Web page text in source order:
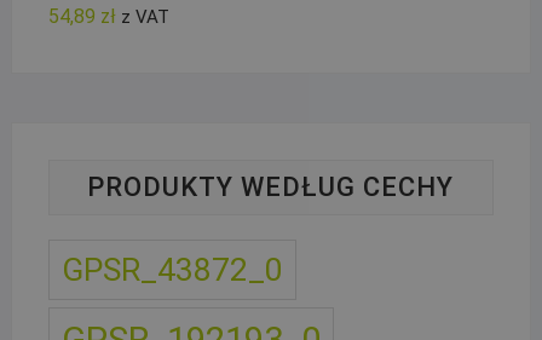
54,89 zł z VAT
PRODUKTY WEDŁUG CECHY
GPSR_43872_0